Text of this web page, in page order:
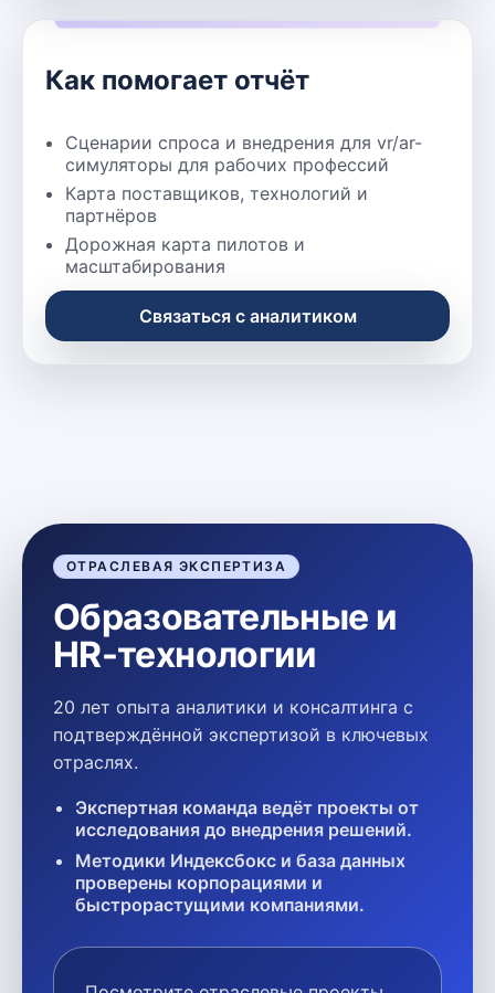
Как помогает отчёт
Сценарии спроса и внедрения для vr/ar-
симуляторы для рабочих профессий
Карта поставщиков, технологий и
партнёров
Дорожная карта пилотов и
масштабирования
Связаться с аналитиком
ОТРАСЛЕВАЯ ЭКСПЕРТИЗА
Образовательные и
HR-технологии
20 лет опыта аналитики и консалтинга с
подтверждённой экспертизой в ключевых
отраслях.
Экспертная команда ведёт проекты от
исследования до внедрения решений.
Методики Индексбокс и база данных
проверены корпорациями и
быстрорастущими компаниями.